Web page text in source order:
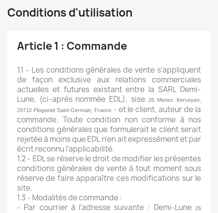
Conditions d'utilisation
Article 1 : Commande
1.1 - Les conditions générales de vente s'appliquent
de façon exclusive aux relations commerciales
actuelles et futures existant entre la SARL Demi-
Lune, (ci-après nommée EDL), sise 26 Menez Kerveyen,
29710 Plogastel Saint-Germain, France- et le client, auteur de la
commande. Toute condition non conforme à nos
conditions générales que formulerait le client serait
rejetée à moins que EDL n'en ait expressément et par
écrit reconnu l'applicabilité.
1.2 - EDL se réserve le droit de modifier les présentes
conditions générales de vente à tout moment sous
réserve de faire apparaître ces modifications sur le
site.
1.3 - Modalités de commande :
- Par courrier à l'adresse suivante : Demi-Lune 26